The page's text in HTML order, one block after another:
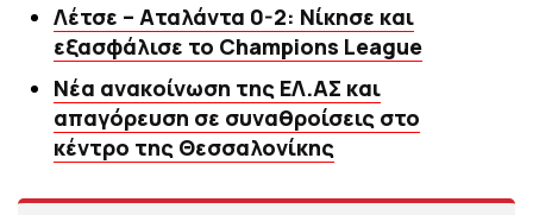
Λέτσε – Αταλάντα 0-2: Νίκησε και
εξασφάλισε το Champions League
Νέα ανακοίνωση της ΕΛ.ΑΣ και
απαγόρευση σε συναθροίσεις στο
κέντρο της Θεσσαλονίκης